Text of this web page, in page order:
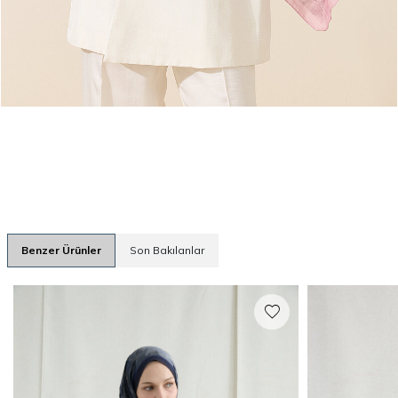
Benzer Ürünler Son Bakılanlar